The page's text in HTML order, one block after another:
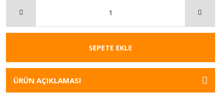
SEPETE EKLE
ÜRÜN AÇIKLAMASI